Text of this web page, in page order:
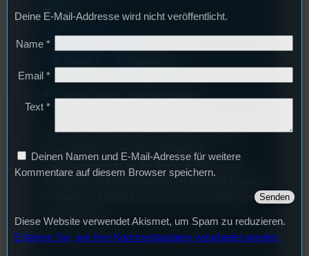
Der Stufu-Sporttalk goes Podcast: Jonas und
Ausblicke vor jedem Spieltag im Podcast-Format!
label Sport
mic Stufu-Sporttalk
Deine E-Mail-Addresse wird nicht veröffentlicht.
Name *
Email *
Text *
Deinen Namen und E-Mail-Adresse für weitere
Kommentare auf diesem Browser speichern.
Diese Website verwendet Akismet, um Spam zu reduzieren.
Erfahren Sie, wie Ihre Kommentardaten verarbeitet werden.